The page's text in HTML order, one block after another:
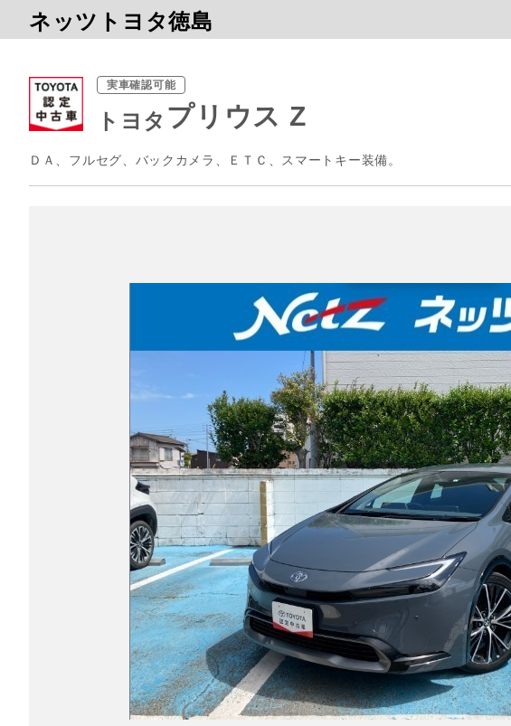
ネッツトヨタ徳島
実車確認可能
トヨタ プリウス Z
ＤＡ、フルセグ、バックカメラ、ＥＴＣ、スマートキー装備。